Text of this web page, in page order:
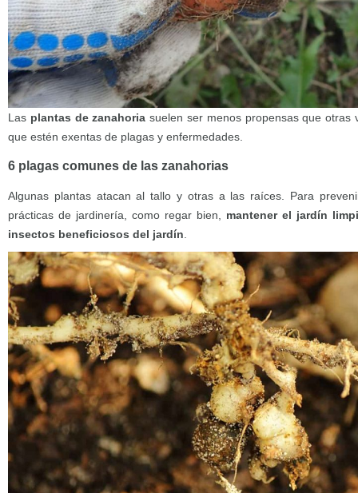
Las plantas de zanahoria suelen ser menos propensas que otras
que estén exentas de plagas y enfermedades.
6 plagas comunes de las zanahorias
Algunas plantas atacan al tallo y otras a las raíces. Para
prácticas de jardinería, como regar bien, mantener el jardín
insectos beneficiosos del jardín